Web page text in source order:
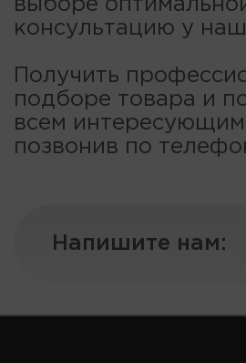
выборе
консультацию у
Получить
подборе товара и
всем
позвонив по
Напишите нам: